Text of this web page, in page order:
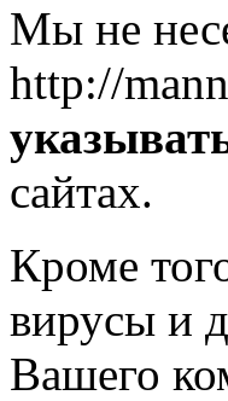
Мы не
http://
сайтах.
Кроме
вирусы и
Вашего